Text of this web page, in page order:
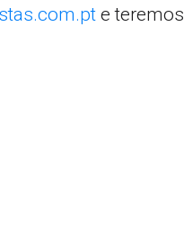
e teremos